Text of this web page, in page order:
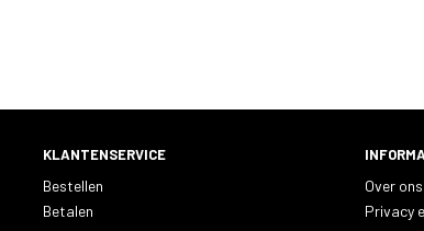
KLANTENSERVICE
Bestellen
Betalen
Over ons
Privacy